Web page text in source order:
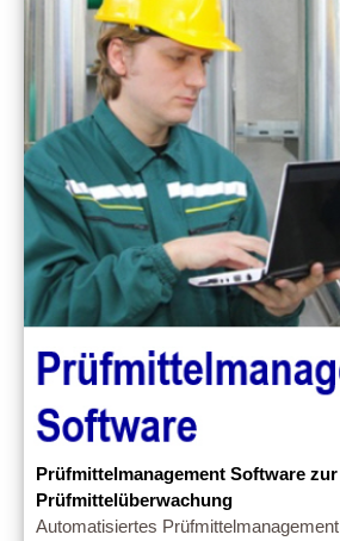
Prüfmittelmanagement Software zur
Prüfmittelüberwachung
Automatisiertes Prüfmittelmanagement